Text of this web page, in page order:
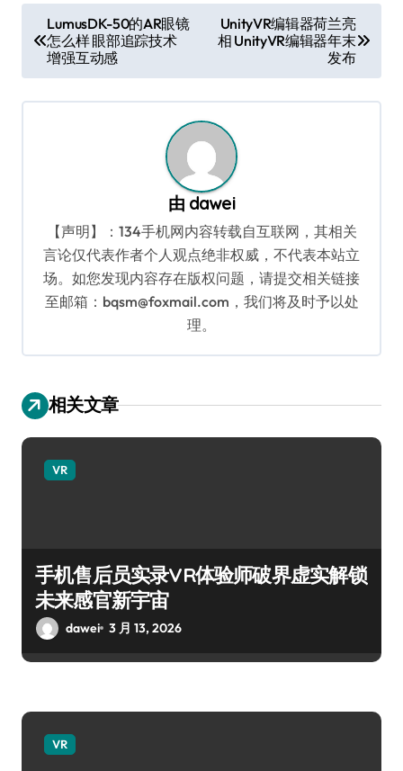
章
导
航
LumusDK-50的AR眼镜
怎么样 眼部追踪技术
增强互动感
UnityVR编辑器荷兰亮
相 UnityVR编辑器年末
发布
由 dawei
【声明】：134手机网内容转载自互联网，其相关
言论仅代表作者个人观点绝非权威，不代表本站立
场。如您发现内容存在版权问题，请提交相关链接
至邮箱：bqsm@foxmail.com，我们将及时予以处
理。
相关文章
VR
手机售后员实录VR体验师破界虚实解锁
未来感官新宇宙
dawei 3 月 13, 2026
VR